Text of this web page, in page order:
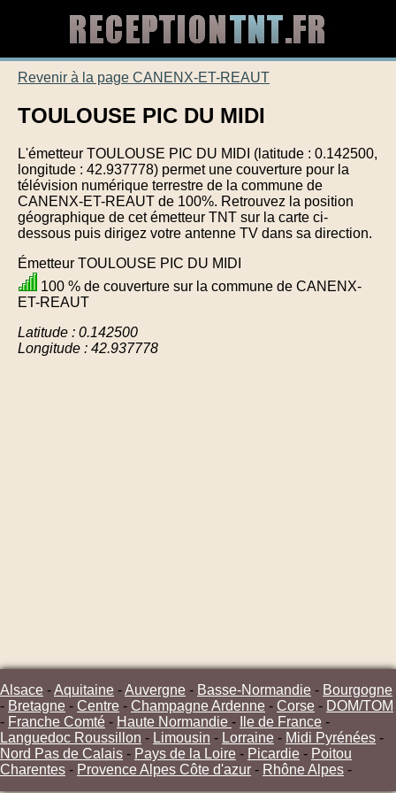
Revenir à la page CANENX-ET-REAUT
TOULOUSE PIC DU MIDI
L'émetteur TOULOUSE PIC DU MIDI (latitude : 0.142500,
longitude : 42.937778) permet une couverture pour la
télévision numérique terrestre de la commune de
CANENX-ET-REAUT de 100%. Retrouvez la position
géographique de cet émetteur TNT sur la carte ci-
dessous puis dirigez votre antenne TV dans sa direction.
Émetteur TOULOUSE PIC DU MIDI
100 % de couverture sur la commune de CANENX-
ET-REAUT
Latitude : 0.142500
Longitude : 42.937778
Alsace -Aquitaine -Auvergne - Basse-Normandie - Bourgogne
- Bretagne - Centre - Champagne Ardenne - Corse - DOM/TOM
- Franche Comté - Haute Normandie - Ile de France -
Languedoc Roussillon - Limousin - Lorraine - Midi Pyrénées -
Nord Pas de Calais - Pays de la Loire - Picardie - Poitou
Charentes - Provence Alpes Côte d'azur - Rhône Alpes -